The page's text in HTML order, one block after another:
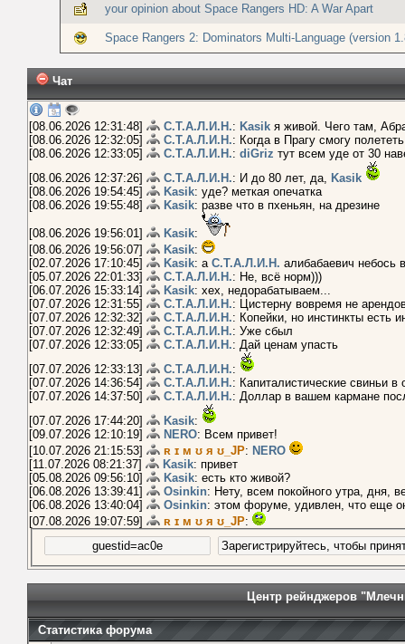
your opinion about Space Rangers HD: A War Apart
Space Rangers 2: Dominators Multi-Language (version
Чат
[08.06.2026 12:31:48] С.Т.А.Л.И.Н.: Kasik я живой. Чего там,
[08.06.2026 12:32:05]
С.Т.А.Л.И.Н.: Когда в Прагу смогу
[08.06.2026 12:33:05]
С.Т.А.Л.И.Н.: diGriz тут всем уде от 30
[08.06.2026 12:37:26]
С.Т.А.Л.И.Н.: И до 80 лет, да, Kasik
[08.06.2026 19:54:45]
Kasik: уде? меткая опечатка
[08.06.2026 19:55:48]
Kasik: разве что в пхеньян, на дрезине
[08.06.2026 19:56:01] Kasik:
[08.06.2026 19:56:07]
Kasik:
[02.07.2026 17:10:45]
Kasik: а С.Т.А.Л.И.Н. алибабаевич небось
[05.07.2026 22:01:33]
С.Т.А.Л.И.Н.: Не, всё норм)))
[06.07.2026 15:33:14]
Kasik: хех, недорабатываем...
[07.07.2026 12:31:55]
С.Т.А.Л.И.Н.: Цистерну вовремя не
[07.07.2026 12:32:32]
С.Т.А.Л.И.Н.: Копейки, но инстинкты есть
[07.07.2026 12:32:49]
С.Т.А.Л.И.Н.: Уже сбыл
[07.07.2026 12:33:05]
С.Т.А.Л.И.Н.: Дай ценам упасть
[07.07.2026 12:33:13]
С.Т.А.Л.И.Н.:
[07.07.2026 14:36:54]
С.Т.А.Л.И.Н.: Капиталистические свиньи
[07.07.2026 14:37:50]
С.Т.А.Л.И.Н.: Доллар в вашем кармане
[07.07.2026 17:44:20]
Kasik:
[09.07.2026 12:10:19]
NERO: Всем привет!
[10.07.2026 21:15:53]
ʀ ɪ м ʊ я ʊ_JP: NERO
[11.07.2026 08:21:37]
Kasik: привет
[05.08.2026 09:56:10]
Kasik: есть кто живой?
[06.08.2026 13:39:41]
Osinkin: Нету, всем покойного утра, дня,
[06.08.2026 13:40:04]
Osinkin: этом форуме, удивлен, что еще
[07.08.2026 19:07:59]
ʀ ɪ м ʊ я ʊ_JP:
Центр рейнджеров
Статистика форума